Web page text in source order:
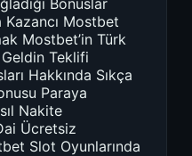
Mostbet
Mostbet’in Türk
Teklifi
Hakkında Sıkça
Paraya
Nakite
Ücretsiz
Slot Oyunlarında